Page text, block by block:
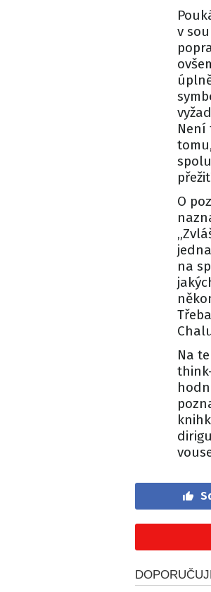
v
Není
O
na
Na